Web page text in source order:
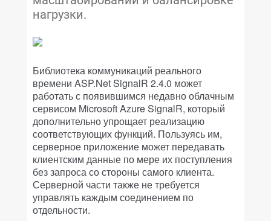
нагрузки.
Библиотека коммуникаций реального
времени ASP.Net SignalR 2.4.0 может
работать с появившимся недавно облачным
сервисом Microsoft Azure SignalR, который
дополнительно упрощает реализацию
соответствующих функций. Пользуясь им,
серверное приложение может передавать
клиентским данные по мере их поступления
без запроса со стороны самого клиента.
Серверной части также не требуется
управлять каждым соединением по
отдельности.